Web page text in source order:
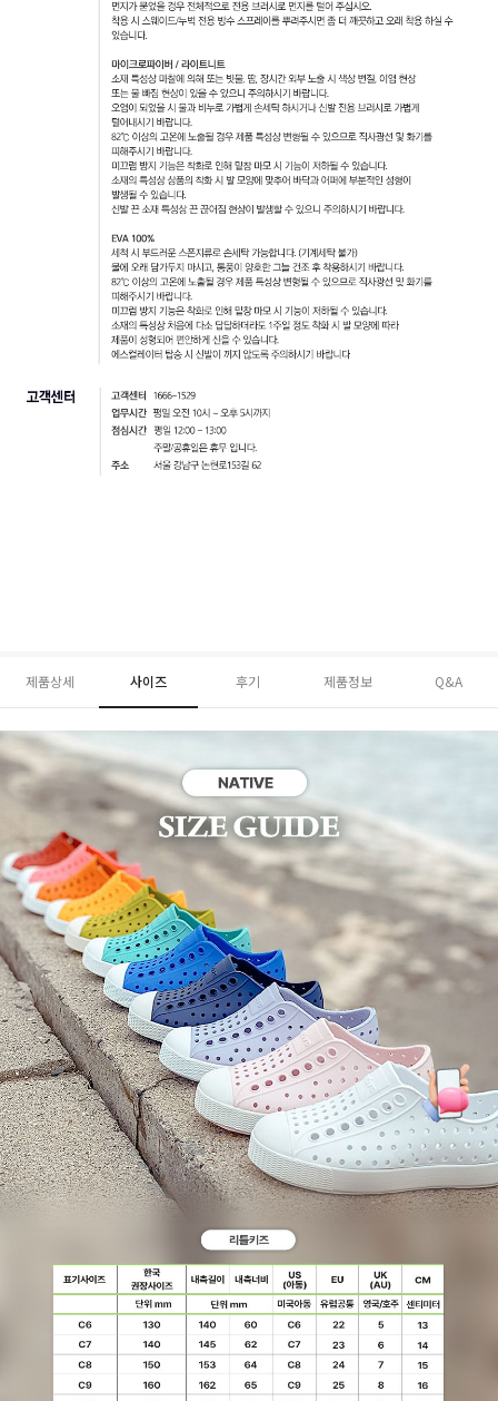
제품상세 사이즈 후기 제품정보 Q&A